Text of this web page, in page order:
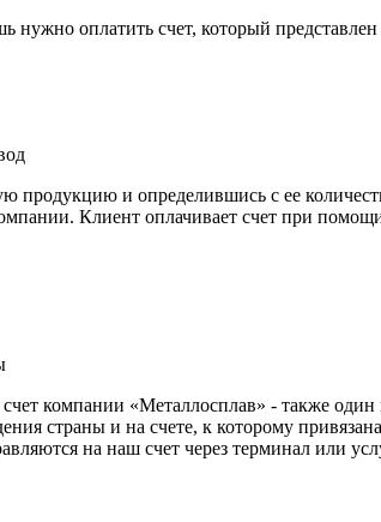
нужно оплатить счет, который
продукцию и определившись с ее
Клиент оплачивает счет при
компании «Металлосплав» - также
страны и на счете, к которому
на наш счет через терминал или